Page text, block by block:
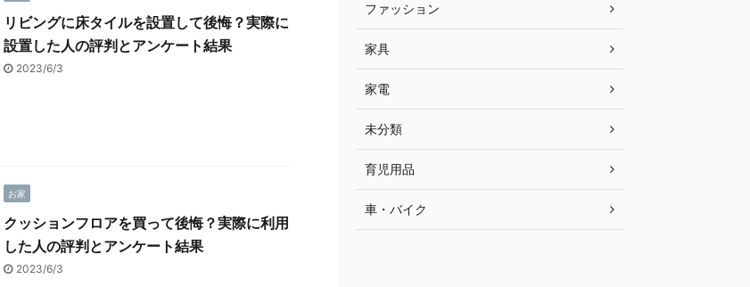
リビングに床タイルを設置して後悔？実際に
設置した人の評判とアンケート結果
2023/6/3
お家
クッションフロアを買って後悔？実際に利用
した人の評判とアンケート結果
2023/6/3
ファッション
家具
家電
未分類
育児用品
車・バイク